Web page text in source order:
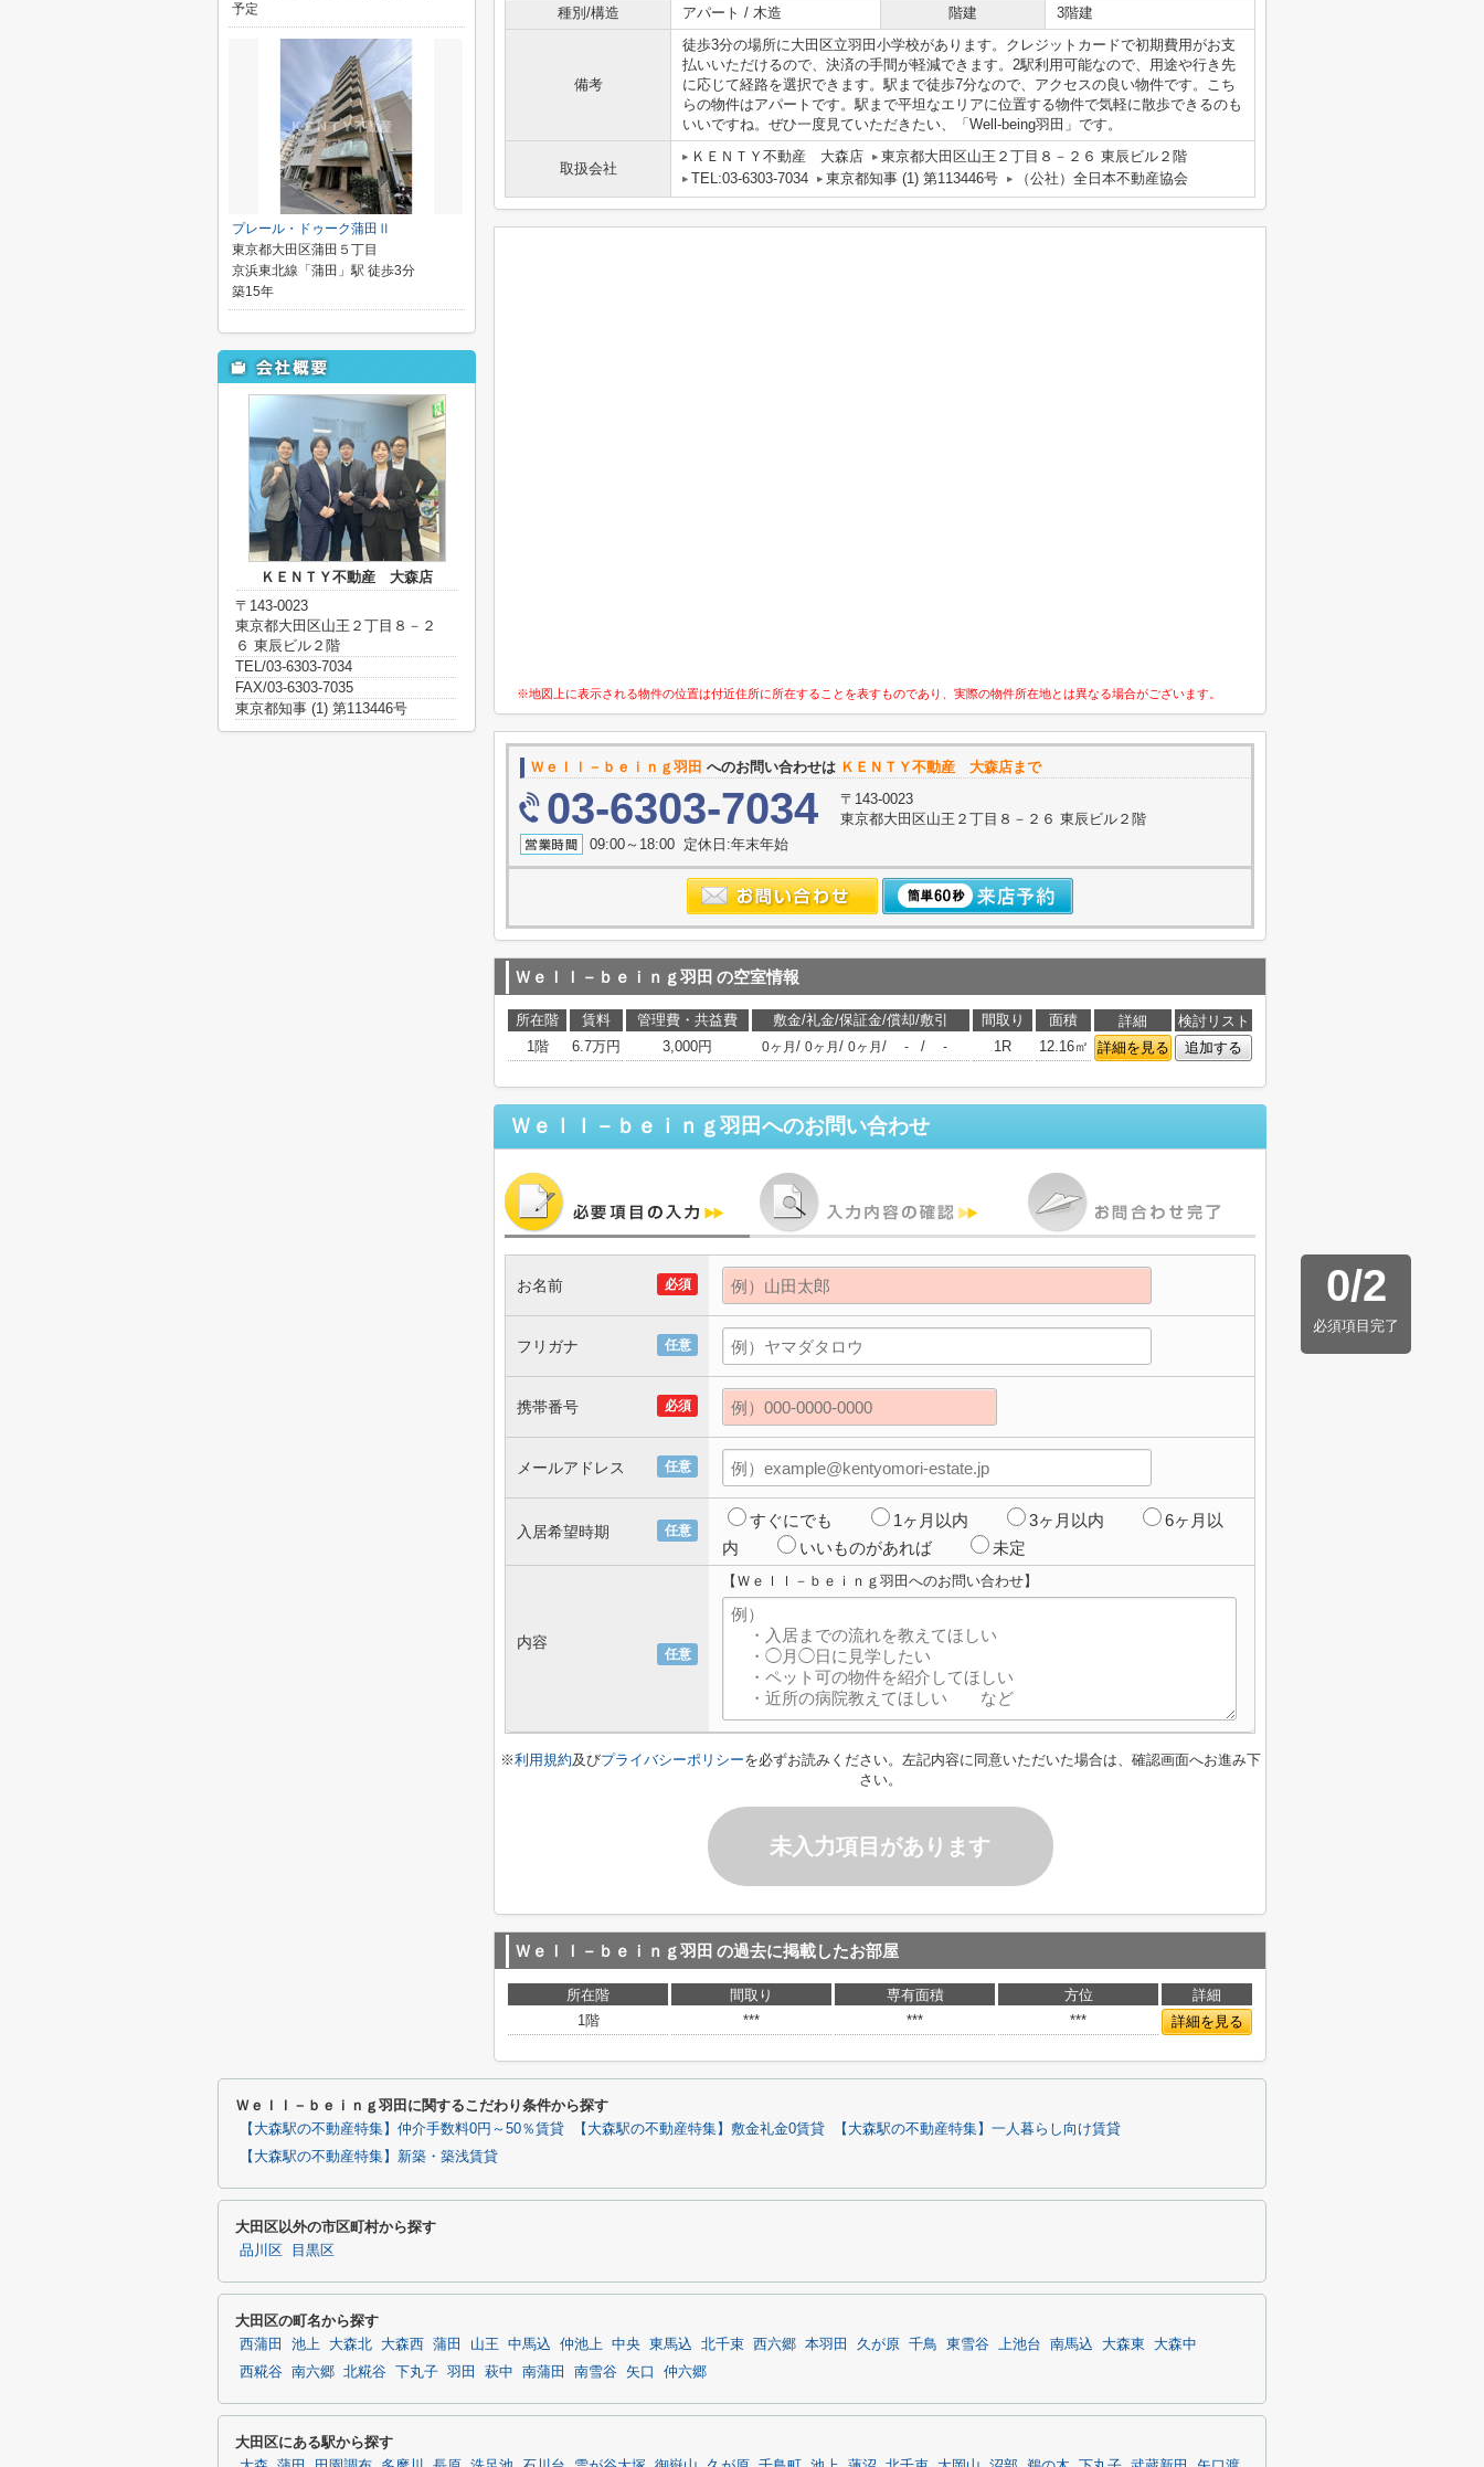
種別/構造
アパート / 木造 階建 3階建
備考
徒歩3分の場所に大田区立羽田小学校があります。クレジットカードで初期費用がお支
払いいただけるので、決済の手間が軽減できます。2駅利用可能なので、用途や行き先
に応じて経路を選択できます。駅まで徒歩7分なので、アクセスの良い物件です。こち
らの物件はアパートです。駅まで平坦なエリアに位置する物件で気軽に散歩できるのも
いいですね。ぜひ一度見ていただきたい、「Well-being羽田」です。
取扱会社
ＫＥＮＴＹ不動産 大森店
東京都大田区山王２丁目８－２６ 東辰ビル２階
TEL:03-6303-7034
東京都知事 (1) 第113446号 （公社）全日本不動産協会
※地図上に表示される物件の位置は付近住所に所在することを表すものであり、実際の物件所在地とは異なる場合がございます。
Ｗｅｌｌ－ｂｅｉｎｇ羽田 へのお問い合わせは ＫＥＮＴＹ不動産 大森店まで
03-6303-7034
〒143-0023
東京都大田区山王２丁目８－２６ 東辰ビル２階
09:00～18:00 定休日:年末年始
Ｗｅｌｌ－ｂｅｉｎｇ羽田 の空室情報
所在階 賃料 管理費・共益費 敷金/礼金/保証金/償却/敷引 間取り 面積 詳細
検討リスト
1階
6.7万円 3,000円 0ヶ月 / 0ヶ月 / 0ヶ月 / - / - 1R 12.16㎡ 詳細を見る 追加する
Ｗｅｌｌ－ｂｅｉｎｇ羽田へのお問い合わせ
0/2
必須項目完了
必須
お名前
任意
フリガナ
必須
携帯番号
任意
メールアドレス
任意
入居希望時期
すぐにでも 1ヶ月以内 3ヶ月以内
6ヶ月以
内
いいものがあれば 未定
任意
内容
【Ｗｅｌｌ－ｂｅｉｎｇ羽田へのお問い合わせ】
※利用規約及びプライバシーポリシーを必ずお読みください。左記内容に同意いただいた場合は、確認画面へお進み下
さい。
未入力項目があります
Ｗｅｌｌ－ｂｅｉｎｇ羽田 の過去に掲載したお部屋
所在階 間取り 専有面積 方位
詳細
1階
*** *** *** 詳細を見る
予定
プレール・ドゥーク蒲田Ⅱ
東京都大田区蒲田５丁目
京浜東北線「蒲田」駅 徒歩3分
築15年
ＫＥＮＴＹ不動産 大森店
〒143-0023
東京都大田区山王２丁目８－２
６ 東辰ビル２階
TEL/03-6303-7034
FAX/03-6303-7035
東京都知事 (1) 第113446号
Ｗｅｌｌ－ｂｅｉｎｇ羽田に関するこだわり条件から探す
【大森駅の不動産特集】仲介手数料0円～50％賃貸 【大森駅の不動産特集】敷金礼金0賃貸
【大森駅の不動産特集】一人暮らし向け賃貸
【大森駅の不動産特集】新築・築浅賃貸
大田区以外の市区町村から探す
品川区 目黒区
大田区の町名から探す
西蒲田 池上 大森北 大森西 蒲田 山王 中馬込 仲池上 中央 東馬込 北千束 西六郷 本羽田 久が原 千鳥 東雪谷 上池台 南馬込 大森東
大森中
西糀谷 南六郷 北糀谷 下丸子 羽田 萩中 南蒲田 南雪谷 矢口 仲六郷
大田区にある駅から探す